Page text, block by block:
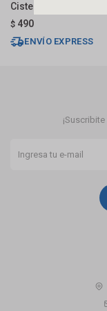
Cisterna Negro Mate
$ 490
ENVÍO EXPRESS